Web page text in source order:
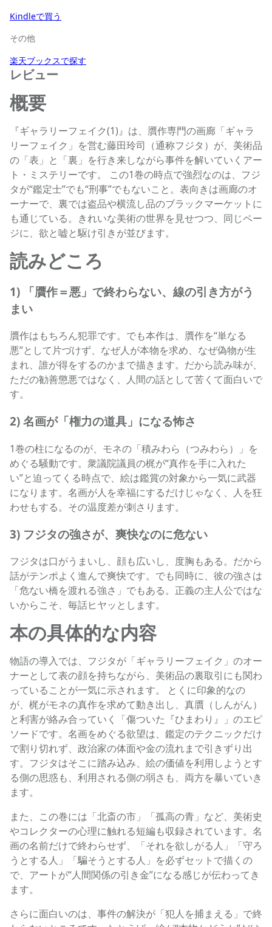
Kindleで買う
その他
楽天ブックスで探す
レビュー
概要
『ギャラリーフェイク(1)』は、贋作専門の画廊「ギャラ
リーフェイク」を営む藤田玲司（通称フジタ）が、美術品
の「表」と「裏」を行き来しながら事件を解いていくアー
ト・ミステリーです。 この1巻の時点で強烈なのは、フジ
タが“鑑定士”でも“刑事”でもないこと。表向きは画廊のオ
ーナーで、裏では盗品や横流し品のブラックマーケットに
も通じている。きれいな美術の世界を見せつつ、同じペー
ジに、欲と嘘と駆け引きが並びます。
読みどころ
1) 「贋作＝悪」で終わらない、線の引き方がう
まい
贋作はもちろん犯罪です。でも本作は、贋作を“単なる
悪”として片づけず、なぜ人が本物を求め、なぜ偽物が生
まれ、誰が得をするのかまで描きます。だから読み味が、
ただの勧善懲悪ではなく、人間の話として苦くて面白いで
す。
2) 名画が「権力の道具」になる怖さ
1巻の柱になるのが、モネの「積みわら（つみわら）」を
めぐる騒動です。衆議院議員の梶が“真作を手に入れた
い”と迫ってくる時点で、絵は鑑賞の対象から一気に武器
になります。名画が人を幸福にするだけじゃなく、人を狂
わせもする。その温度差が刺さります。
3) フジタの強さが、爽快なのに危ない
フジタは口がうまいし、顔も広いし、度胸もある。だから
話がテンポよく進んで爽快です。でも同時に、彼の強さは
「危ない橋を渡れる強さ」でもある。正義の主人公ではな
いからこそ、毎話ヒヤッとします。
本の具体的な内容
物語の導入では、フジタが「ギャラリーフェイク」のオー
ナーとして表の顔を持ちながら、美術品の裏取引にも関わ
っていることが一気に示されます。 とくに印象的なの
が、梶がモネの真作を求めて動き出し、真贋（しんがん）
と利害が絡み合っていく「傷ついた『ひまわり』」のエピ
ソードです。名画をめぐる欲望は、鑑定のテクニックだけ
で割り切れず、政治家の体面や金の流れまで引きずり出
す。フジタはそこに踏み込み、絵の価値を利用しようとす
る側の思惑も、利用される側の弱さも、両方を暴いていき
ます。
また、この巻には「北斎の市」「孤高の青」など、美術史
やコレクターの心理に触れる短編も収録されています。名
画の名前だけで終わらせず、「それを欲しがる人」「守ろ
うとする人」「騙そうとする人」を必ずセットで描くの
で、アートが“人間関係の引き金”になる感じが伝わってき
ます。
さらに面白いのは、事件の解決が「犯人を捕まえる」で終